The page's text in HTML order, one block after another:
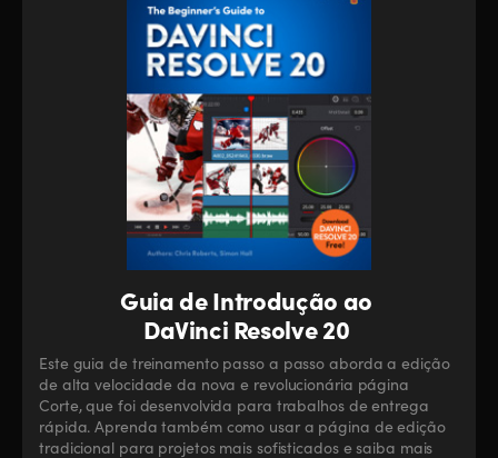
Guia de Introdução ao
DaVinci Resolve 20
Este guia de treinamento passo a passo aborda a edição
de alta velocidade da nova e revolucionária página
Corte, que foi desenvolvida para trabalhos de entrega
rápida. Aprenda também como usar a página de edição
tradicional para projetos mais sofisticados e saiba mais